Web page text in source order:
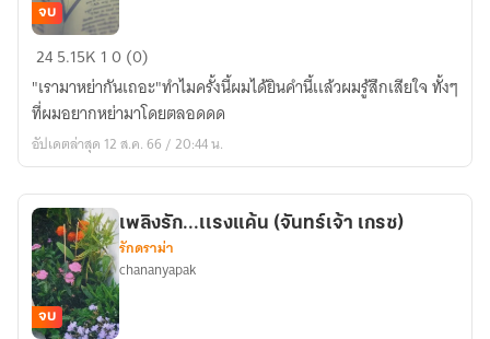
สิ้น
คำ
ว่า
รัก(หย่า
จบเเล้ว
จบ
245.15K 10 (0)
"เรามาหย่ากันเถอะ"ทำไมครั้งนี้ผมได้ยินคำนี้เเล้วผมรู้สึกเสียใจ ทั้งๆ
ที่ผมอยากหย่ามาโดยตลอดดด
อัปเดตล่าสุด 12 ส.ค. 66 / 20:44 น.
จบ
เพลิงรัก...เเรงแค้น (จันทร์เจ้า เกรซ)
รักดราม่า
chananyapak